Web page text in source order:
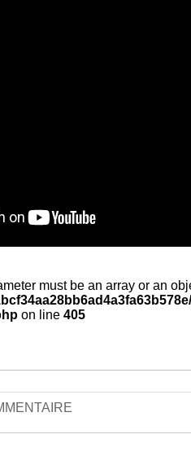
must be an array or an
on line 405